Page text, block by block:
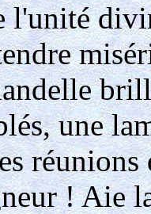
l'unité
une
! Aie